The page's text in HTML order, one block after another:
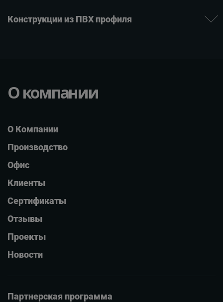
Конструкции из ПВХ профиля
О компании
О Компании
Производство
Офис
Клиенты
Сертификаты
Отзывы
Проекты
Новости
Партнерская программа